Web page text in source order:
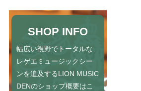
SHOP INFO
幅広い視野でトータルな
レゲエミュージックシー
ンを追及するLION MUSIC
DENのショップ概要はこ